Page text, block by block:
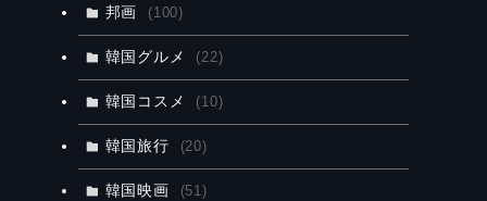
邦画 (100)
韓国グルメ (22)
韓国コスメ (10)
韓国旅行 (20)
韓国映画 (51)